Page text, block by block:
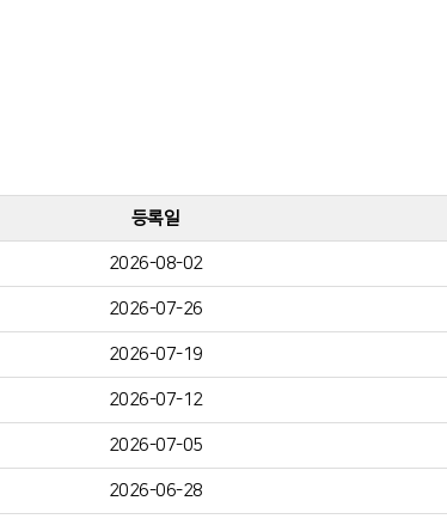
등록일
2026-08-02
2026-07-26
2026-07-19
2026-07-12
2026-07-05
2026-06-28